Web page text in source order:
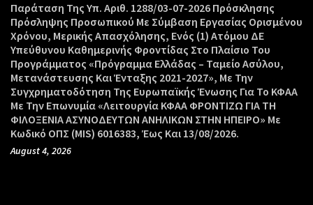
Παράταση Της Υπ. Αριθ. 1288/03-07-2026 Πρόσκλησης
Πρόσληψης Προσωπικού Με Σύμβαση Εργασίας Ορισμένου
Χρόνου, Μερικής Απασχόλησης, Ενός (1) Ατόμου ΔΕ
Υπεύθυνου Καθημερινής Φροντίδας Στο Πλαίσιο Του
Προγράμματος «Πρόγραμμα Ελλάδας – Ταμείο Ασύλου,
Μετανάστευσης Και Ένταξης 2021-2027», Με Την
Συγχρηματοδότηση Της Ευρωπαϊκής Ένωσης Για Το ΚΦΑΑ
Με Την Επωνυμία «Λειτουργία ΚΦΑΑ ΦΡΟΝΤΙΖΩ ΓΙΑ ΤΗ
ΦΙΛΟΞΕΝΙΑ ΑΣΥΝΟΔΕΥΤΩΝ ΑΝΗΛΙΚΩΝ ΣΤΗΝ ΗΠΕΙΡΟ» Με
Κωδικό ΟΠΣ (MIS) 6016383, Έως Και 13/08/2026.
August 4, 2026